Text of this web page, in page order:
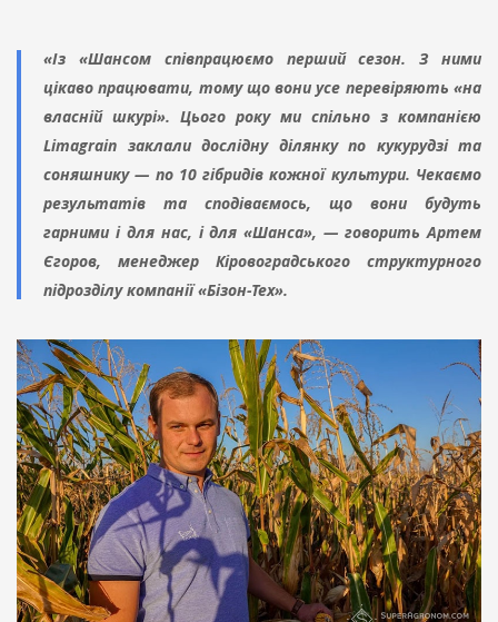
«Із «Шансом співпрацюємо перший сезон. З ними
цікаво працювати, тому що вони усе перевіряють «на
власній шкурі». Цього року ми спільно з компанією
Limagrain заклали дослідну ділянку по кукурудзі та
соняшнику — по 10 гібридів кожної культури. Чекаємо
результатів та сподіваємось, що вони будуть
гарними і для нас, і для «Шанса», — говорить Артем
Єгоров, менеджер Кіровоградського структурного
підрозділу компанії «Бізон-Тех».